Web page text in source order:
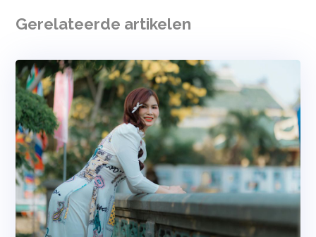
Gerelateerde artikelen